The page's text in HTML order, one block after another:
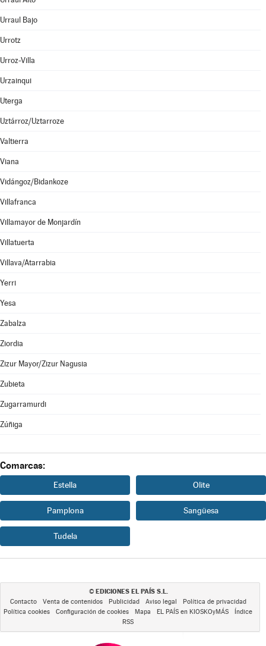
Urraul Bajo
Urrotz
Urroz-Villa
Urzainqui
Uterga
Uztárroz/Uztarroze
Valtierra
Viana
Vidángoz/Bidankoze
Villafranca
Villamayor de Monjardín
Villatuerta
Villava/Atarrabia
Yerri
Yesa
Zabalza
Ziordia
Zizur Mayor/Zizur Nagusia
Zubieta
Zugarramurdi
Zúñiga
Comarcas:
Estella Olite
Pamplona Sangüesa
Tudela
© EDICIONES EL PAÍS S.L.
Contacto Venta de contenidos Publicidad Aviso legal
Política de privacidad
Política cookies
Configuración de cookies Mapa EL PAÍS en KIOSKOyMÁS
Índice
RSS